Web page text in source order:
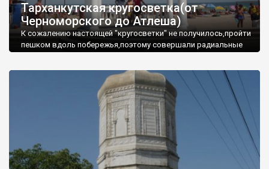
Тарханкутская кругосветка(от
Черноморского до Атлеша)
К сожалению настоящей "кругосветки" не получилось,пройти
пешком вдоль побережья,поэтому совершали радиальные